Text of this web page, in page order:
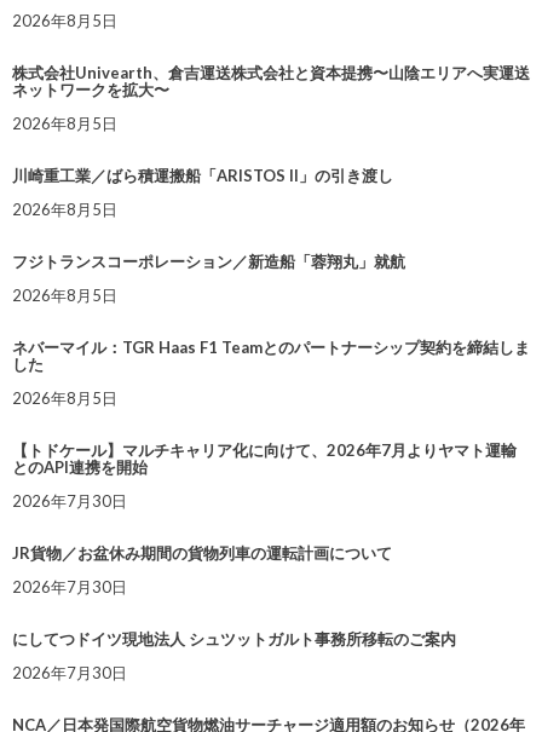
2026年8月5日
株式会社Univearth、倉吉運送株式会社と資本提携〜山陰エリアへ実運送
ネットワークを拡大〜
2026年8月5日
川崎重工業／ばら積運搬船「ARISTOS II」の引き渡し
2026年8月5日
フジトランスコーポレーション／新造船「蓉翔丸」就航
2026年8月5日
ネバーマイル：TGR Haas F1 Teamとのパートナーシップ契約を締結しま
した
2026年8月5日
【トドケール】マルチキャリア化に向けて、2026年7月よりヤマト運輸
とのAPI連携を開始
2026年7月30日
JR貨物／お盆休み期間の貨物列車の運転計画について
2026年7月30日
にしてつドイツ現地法人 シュツットガルト事務所移転のご案内
2026年7月30日
NCA／日本発国際航空貨物燃油サーチャージ適用額のお知らせ（2026年